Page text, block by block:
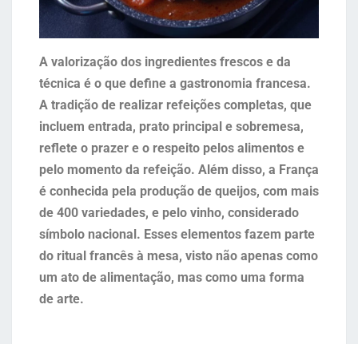
A valorização dos ingredientes frescos e da
técnica é o que define a gastronomia francesa.
A tradição de realizar refeições completas, que
incluem entrada, prato principal e sobremesa,
reflete o prazer e o respeito pelos alimentos e
pelo momento da refeição. Além disso, a França
é conhecida pela produção de queijos, com mais
de 400 variedades, e pelo vinho, considerado
símbolo nacional. Esses elementos fazem parte
do ritual francês à mesa, visto não apenas como
um ato de alimentação, mas como uma forma
de arte.